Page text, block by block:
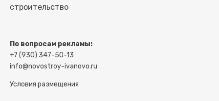
строительство
По вопросам рекламы:
+7 (930) 347-50-13
info@novostroy-ivanovo.ru
Условия размещения